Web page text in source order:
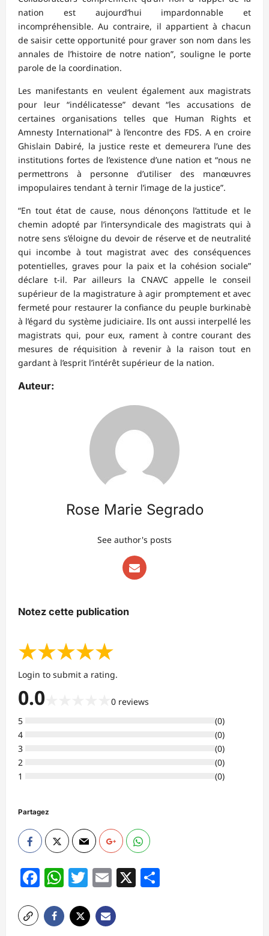
nation est aujourd’hui impardonnable et
incompréhensible. Au contraire, il appartient à chacun
de saisir cette opportunité pour graver son nom dans les
annales de l’histoire de notre nation”, souligne le porte
parole de la coordination.
Les manifestants en veulent également aux magistrats
pour leur “indélicatesse” devant “les accusations de
certaines organisations telles que Human Rights et
Amnesty International” à l’encontre des FDS. A en croire
Ghislain Dabiré, la justice reste et demeurera l’une des
institutions fortes de l’existence d’une nation et “nous ne
permettrons à personne d’utiliser des manœuvres
impopulaires tendant à ternir l’image de la justice”.
“En tout état de cause, nous dénonçons l’attitude et le
chemin adopté par l’intersyndicale des magistrats qui à
notre sens s’éloigne du devoir de réserve et de neutralité
qui incombe à tout magistrat avec des conséquences
potentielles, graves pour la paix et la cohésion sociale”
déclare t-il. Par ailleurs la CNAVC appelle le conseil
supérieur de la magistrature à agir promptement et avec
fermeté pour restaurer la confiance du peuple burkinabè
à l’égard du système judiciaire. Ils ont aussi interpellé les
magistrats qui, pour eux, rament à contre courant des
mesures de réquisition à revenir à la raison tout en
gardant à l’esprit l’intérêt supérieur de la nation.
Auteur:
Rose Marie Segrado
See author's posts
Notez cette publication
★★★★★
Login to submit a rating.
0.0 0 reviews
5
(0)
4
(0)
3
(0)
2
(0)
1
(0)
Partagez
Facebook
WhatsApp
Twitter
Email
X